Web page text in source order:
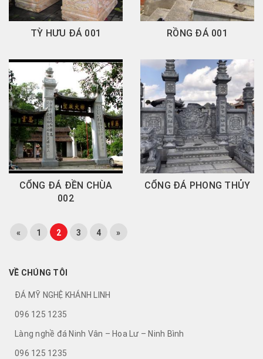
TỲ HƯU ĐÁ 001 RỒNG ĐÁ 001
CỔNG ĐÁ ĐỀN CHÙA
002
CỔNG ĐÁ PHONG THỦY
« 1 2 3 4 »
VỀ CHÚNG TÔI
ĐÁ MỸ NGHỆ KHÁNH LINH
096 125 1235
Làng nghề đá Ninh Vân – Hoa Lư – Ninh Bình
096 125 1235